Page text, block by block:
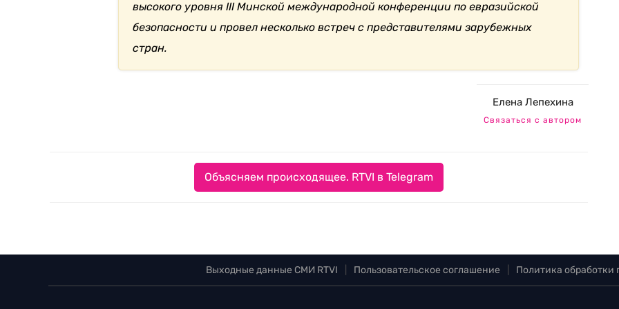
высокого уровня III Минской международной конференции по евразийской
безопасности и провел несколько встреч с представителями зарубежных
стран.
Елена Лепехина
Связаться с автором
Объясняем происходящее. RTVI в Telegram
Выходные данные СМИ RTVI Пользовательское соглашение Политика